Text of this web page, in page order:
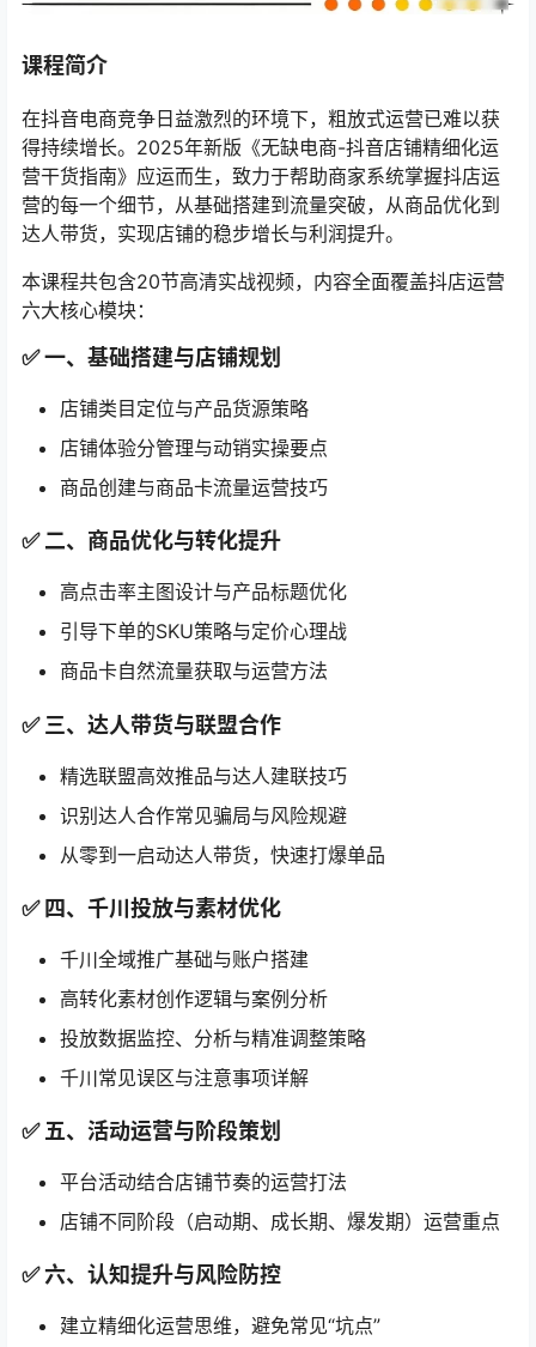
课程简介
在抖音电商竞争日益激烈的环境下，粗放式运营已难以获
得持续增长。2025年新版《无缺电商-抖音店铺精细化运
营干货指南》应运而生，致力于帮助商家系统掌握抖店运
营的每一个细节，从基础搭建到流量突破，从商品优化到
达人带货，实现店铺的稳步增长与利润提升。
本课程共包含20节高清实战视频，内容全面覆盖抖店运营
六大核心模块：
✅ 一、基础搭建与店铺规划
店铺类目定位与产品货源策略
店铺体验分管理与动销实操要点
商品创建与商品卡流量运营技巧
✅ 二、商品优化与转化提升
高点击率主图设计与产品标题优化
引导下单的SKU策略与定价心理战
商品卡自然流量获取与运营方法
✅ 三、达人带货与联盟合作
精选联盟高效推品与达人建联技巧
识别达人合作常见骗局与风险规避
从零到一启动达人带货，快速打爆单品
✅ 四、千川投放与素材优化
千川全域推广基础与账户搭建
高转化素材创作逻辑与案例分析
投放数据监控、分析与精准调整策略
千川常见误区与注意事项详解
✅ 五、活动运营与阶段策划
平台活动结合店铺节奏的运营打法
店铺不同阶段（启动期、成长期、爆发期）运营重点
✅ 六、认知提升与风险防控
建立精细化运营思维，避免常见“坑点”